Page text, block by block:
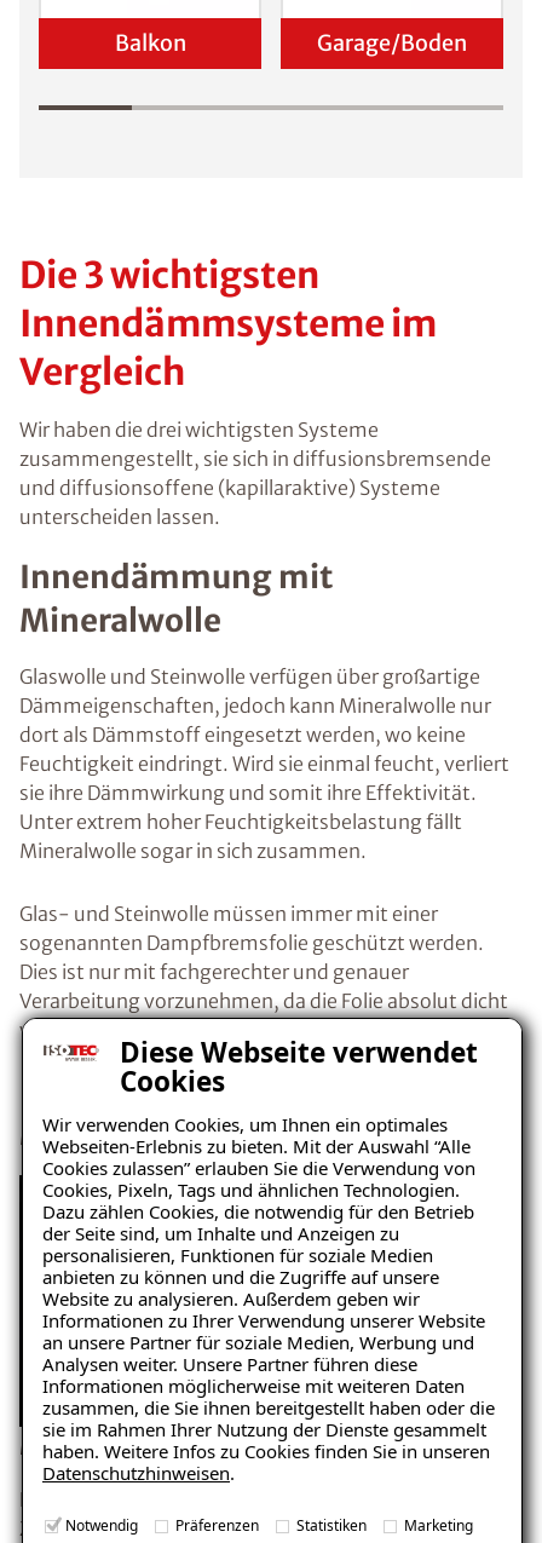
Diese Webseite verwendet
Cookies
Wir verwenden Cookies, um Ihnen ein optimales
Webseiten-Erlebnis zu bieten. Mit der Auswahl “Alle
Cookies zulassen” erlauben Sie die Verwendung von
Cookies, Pixeln, Tags und ähnlichen Technologien.
Dazu zählen Cookies, die notwendig für den Betrieb
der Seite sind, um Inhalte und Anzeigen zu
personalisieren, Funktionen für soziale Medien
anbieten zu können und die Zugriffe auf unsere
Website zu analysieren. Außerdem geben wir
Informationen zu Ihrer Verwendung unserer Website
an unsere Partner für soziale Medien, Werbung und
Analysen weiter. Unsere Partner führen diese
Informationen möglicherweise mit weiteren Daten
zusammen, die Sie ihnen bereitgestellt haben oder die
sie im Rahmen Ihrer Nutzung der Dienste gesammelt
haben. Weitere Infos zu Cookies finden Sie in unseren
Datenschutzhinweisen.
Notwendig Präferenzen Statistiken Marketing
Balkon Garage/Boden
Die 3 wichtigsten
Innendämmsysteme im
Vergleich
Wir haben die drei wichtigsten Systeme
zusammengestellt, sie sich in diffusionsbremsende
und diffusionsoffene (kapillaraktive) Systeme
unterscheiden lassen.
Innendämmung mit
Mineralwolle
Glaswolle und Steinwolle verfügen über großartige
Dämmeigenschaften, jedoch kann Mineralwolle nur
dort als Dämmstoff eingesetzt werden, wo keine
Feuchtigkeit eindringt. Wird sie einmal feucht, verliert
sie ihre Dämmwirkung und somit ihre Effektivität.
Unter extrem hoher Feuchtigkeitsbelastung fällt
Mineralwolle sogar in sich zusammen.
Glas- und Steinwolle müssen immer mit einer
sogenannten Dampfbremsfolie geschützt werden.
Dies ist nur mit fachgerechter und genauer
Verarbeitung vorzunehmen, da die Folie absolut dicht
verlegt werden muss.
Innendämmung mit
Mineralschaumplatten
Innendämmung mit einer Mineralschaumplatte
Das Material der Platten besteht aus Sand, Kalk,
Zement und Wasser. Diese mineralischen Grundstoffe
Ratgeber „Schimmel“
– jetzt kostenlos erhalten!
E-Mail eingeben